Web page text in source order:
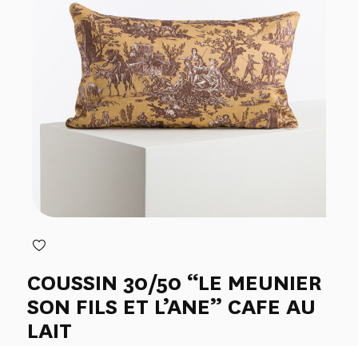
COUSSIN 30/50 “LE MEUNIER
SON FILS ET L’ANE” CAFE AU
LAIT